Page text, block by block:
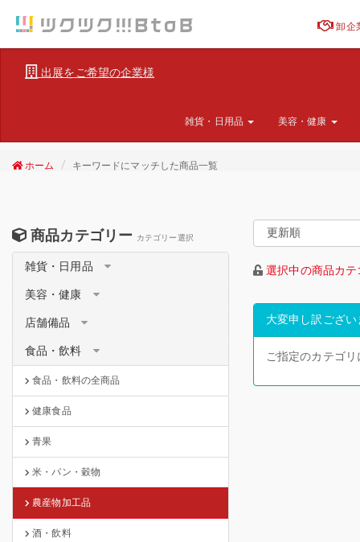
卸企
出展をご希望の企業様
雑貨・日用品 美容・健康
ホーム キーワードにマッチした商品一覧
商品カテゴリー カテゴリー選択
雑貨・日用品
美容・健康
店舗備品
食品・飲料
食品・飲料の全商品
健康食品
青果
米・パン・穀物
農産物加工品
酒・飲料
選択中の商品カ
大変申し訳ござい
ご指定のカテゴ